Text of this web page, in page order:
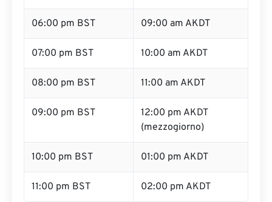
06:00 pm BST 09:00 am AKDT
07:00 pm BST 10:00 am AKDT
08:00 pm BST 11:00 am AKDT
09:00 pm BST
12:00 pm AKDT
(mezzogiorno)
10:00 pm BST 01:00 pm AKDT
11:00 pm BST 02:00 pm AKDT